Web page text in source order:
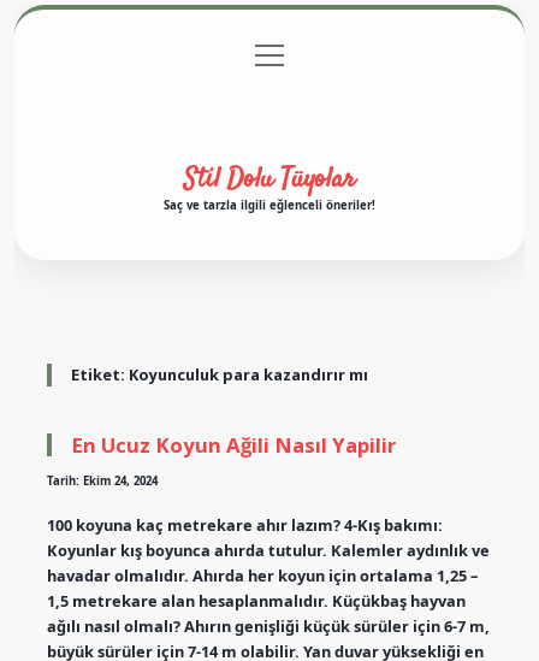
Gizlilik Politikası
menüyü
aç
Stil Dolu Tüyolar
Saç ve tarzla ilgili eğlenceli öneriler!
Etiket: Koyunculuk para kazandırır mı
En Ucuz Koyun Ağili Nasıl Yapilir
Tarih: Ekim 24, 2024
100 koyuna kaç metrekare ahır lazım? 4-Kış bakımı:
Koyunlar kış boyunca ahırda tutulur. Kalemler aydınlık ve
havadar olmalıdır. Ahırda her koyun için ortalama 1,25 –
1,5 metrekare alan hesaplanmalıdır. Küçükbaş hayvan
ağılı nasıl olmalı? Ahırın genişliği küçük sürüler için 6-7 m,
büyük sürüler için 7-14 m olabilir. Yan duvar yüksekliği en